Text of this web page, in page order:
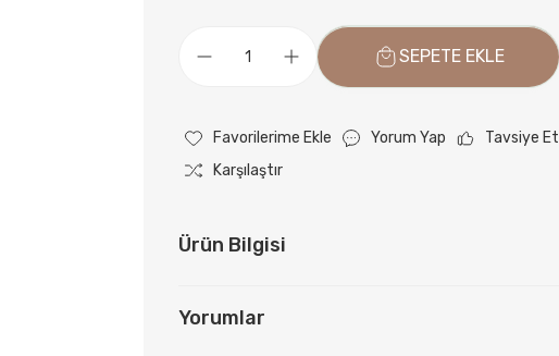
SEPETE EKLE
Yorum Yap Tavsiye Et
Karşılaştır
Ürün Bilgisi
Yorumlar